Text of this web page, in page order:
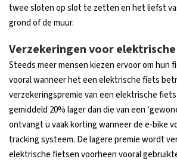
twee sloten op slot te zetten en het liefst
grond of de muur.
Verzekeringen voor
Steeds meer mensen kiezen ervoor om hun
vooral wanneer het een elektrische fiets
verzekeringspremie van een elektrische
gemiddeld 20% lager dan die van een
ontvangt u vaak korting wanneer de e-bike
tracking systeem. De lagere premie wordt
elektrische fietsen voorheen vooral